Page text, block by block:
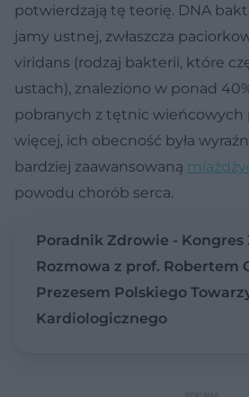
potwierdzają tę teorię. DNA
jamy ustnej, zwłaszcza
viridans (rodzaj bakterii, które
ustach), znaleziono w ponad
pobranych z tętnic wieńcowych
więcej, ich obecność była
bardziej zaawansowaną
powodu chorób serca.
Poradnik Zdrowie - Kongres
Rozmowa z prof. Robertem
Prezesem Polskiego
Kardiologicznego